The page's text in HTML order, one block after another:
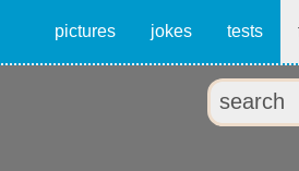
pictures jokes tests